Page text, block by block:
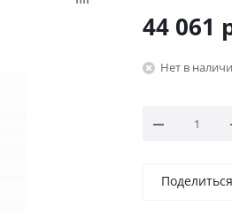
44 061
Нет в
Поделиться